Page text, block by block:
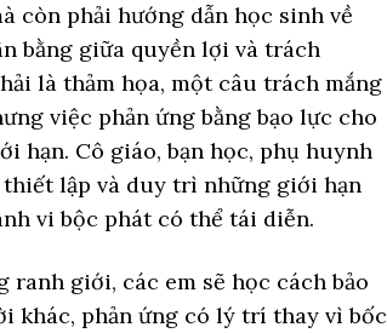
còn phải hướng dẫn học sinh về
bằng giữa quyền lợi và trách
là thảm họa, một câu trách mắng
việc phản ứng bằng bạo lực cho
hạn. Cô giáo, bạn học, phụ huynh
lập và duy trì những giới hạn
vi bộc phát có thể tái diễn.
giới, các em sẽ học cách bảo
khác, phản ứng có lý trí thay vì bốc